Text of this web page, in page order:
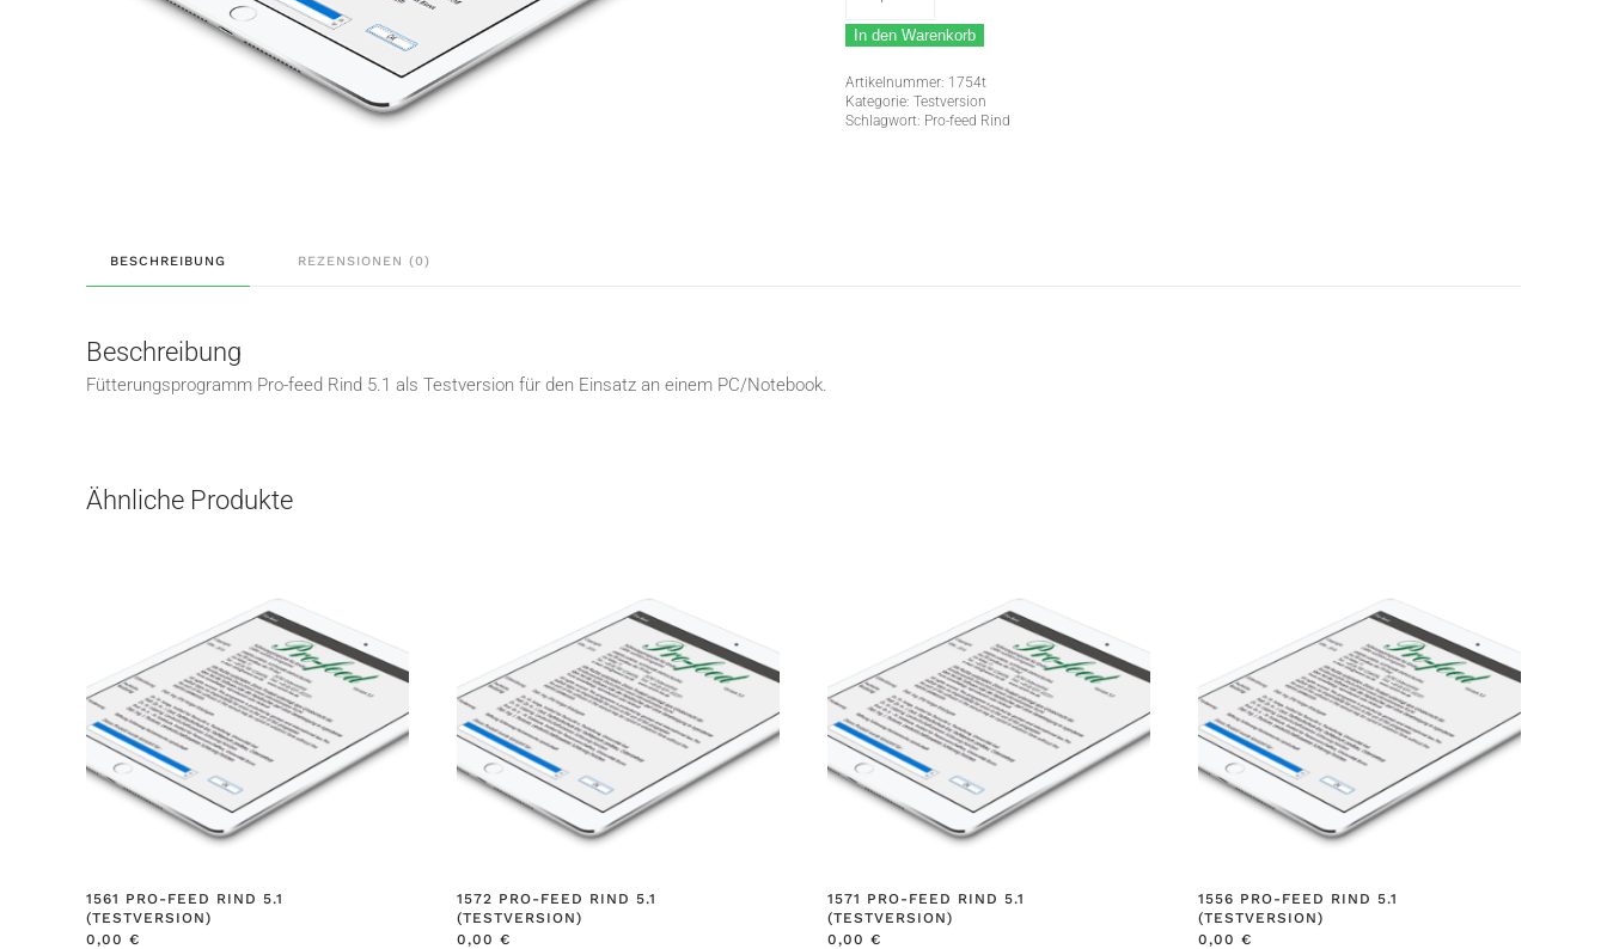
feed
Rind
5.1
Menge
In den Warenkorb
Artikelnummer: 1754t
Kategorie: Testversion
Schlagwort: Pro-feed Rind
BESCHREIBUNG REZENSIONEN (0)
Beschreibung
Fütterungsprogramm Pro-feed Rind 5.1 als Testversion für den Einsatz an einem PC/Notebook.
Ähnliche Produkte
1561 PRO-FEED RIND 5.1
(TESTVERSION)
0,00 €
1572 PRO-FEED RIND 5.1
(TESTVERSION)
0,00 €
1571 PRO-FEED RIND 5.1
(TESTVERSION)
0,00 €
1556 PRO-FEED RIND 5.1
(TESTVERSION)
0,00 €